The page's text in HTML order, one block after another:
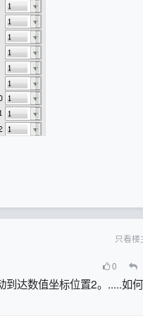
只看楼
0
到达数值坐标位置2。.....如